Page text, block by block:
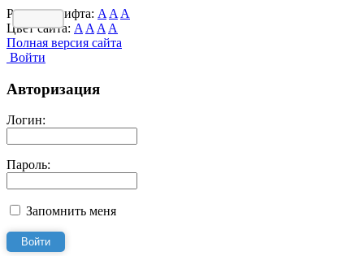
Размер шрифта: A A A
Цвет сайта: A A A A
Полная версия сайта
Войти
Авторизация
Логин:
Пароль:
Запомнить меня